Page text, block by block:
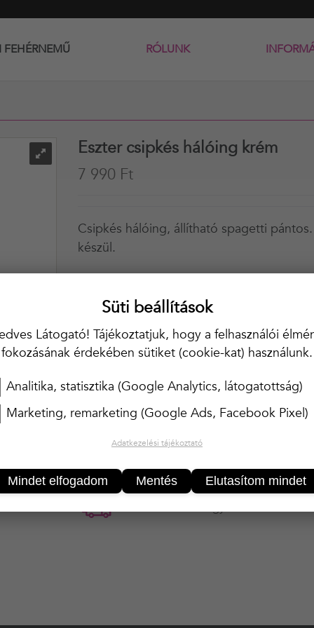
RÓLUNK
Eszter csipkés hálóing krém
7 990 Ft
Csipkés hálóing, állítható spagetti
készül.
Kiemelt minőségű magyar termék!
MÉRET S
SZÍN KRÉM
A termék átmenetileg nem rendelhető!
Süti beállítások
Látogató! Tájékoztatjuk, hogy a felhasználói
fokozásának érdekében sütiket (cookie-kat) használunk.
Analitika, statisztika (Google Analytics, látogatottság)
Marketing, remarketing (Google Ads, Facebook Pixel)
Adatkezelési tájékoztató
Mindet elfogadom Mentés Elutasítom mindet